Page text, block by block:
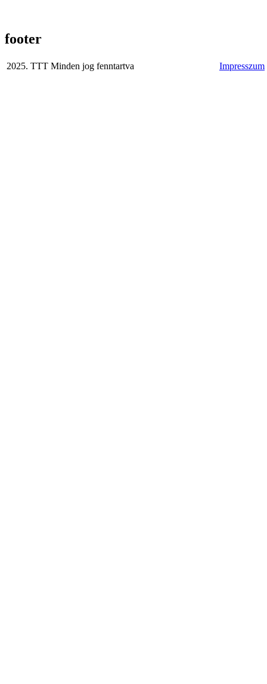
footer
2025. TTT Minden jog fenntartva Impresszum